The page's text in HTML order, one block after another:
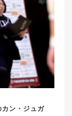
ン・ジュガ